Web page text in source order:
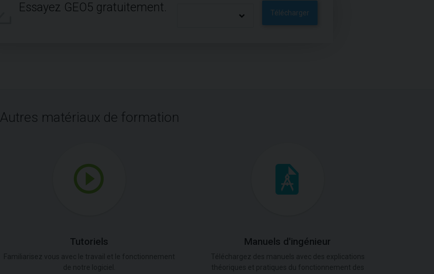
Essayez GEO5 gratuitement. Télécharger
Autres matériaux de formation
Tutoriels Manuels d'ingénieur